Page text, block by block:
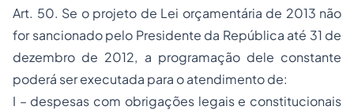
Art. 50. Se o projeto de Lei orçamentária de 2013 não
for sancionado pelo Presidente da República até 31 de
dezembro de 2012, a programação dele constante
poderá ser executada para o atendimento de:
I – despesas com obrigações legais e constitucionais